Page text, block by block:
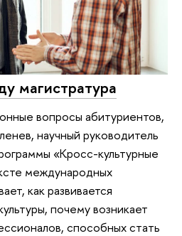
магистратура
вопросы абитуриентов,
научный руководитель
«Кросс-культурные
международных
как развивается
почему возникает
способных стать